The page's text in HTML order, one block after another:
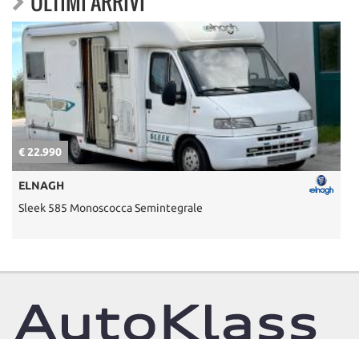
€ 22.990
ELNAGH
Sleek 585 Monoscocca Semintegrale